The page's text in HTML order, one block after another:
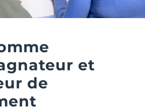
et
de